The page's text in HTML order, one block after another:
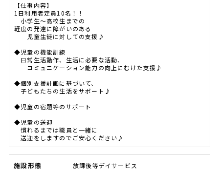
【仕事内容】
1日利用者定員10名！！
小学生～高校生までの
軽度の発達に障がいのある
児童生徒に対しての支援♪
◆児童の機能訓練
日常生活動作、生活に必要な活動、
コミュニケーション能力の向上にむけた支援♪
◆個別支援計画に基づいて、
子どもたちの生活をサポート♪
◆児童の宿題等のサポート
◆児童の送迎
慣れるまでは職員と一緒に
送迎をしますのでご安心ください♪
施設形態 放課後等デイサービス